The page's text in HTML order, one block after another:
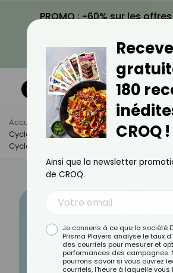
PROMO : -60% sur les
VOIR LA
Accueil Actus
Bien-Être
Cycle Syncing : Comment Adapter Son
Cycle Menstruel ?
180
CROQ !
Ainsi que la newsletter
de CROQ.
Je consens à ce que la société
Prisma Players analyse le taux
des courriels pour mesurer et
performances des campagnes.
pourrons savoir si vous ouvrez
courriels, l'heure à laquelle vous